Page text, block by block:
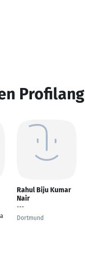
Rahul Biju Kumar
Nair
---
Dortmund